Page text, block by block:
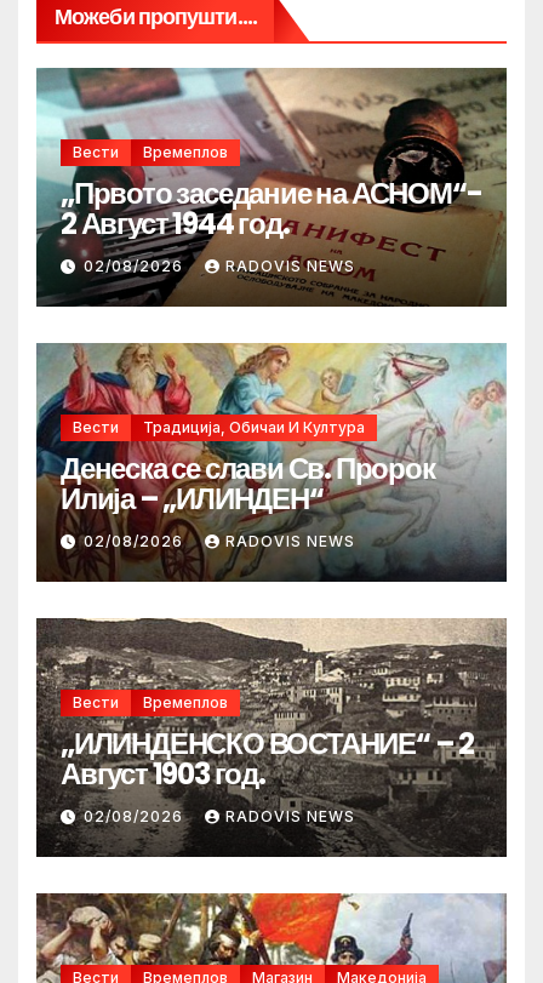
Можеби пропушти....
Вести Времеплов
„Првото заседание на АСНОМ“-
2 Август 1944 год.
02/08/2026 RADOVIS NEWS
Вести Традиција, Обичаи И Култура
Денеска се слави Св. Пророк
Илија – „ИЛИНДЕН“
02/08/2026 RADOVIS NEWS
Вести Времеплов
„ИЛИНДЕНСКО ВОСТАНИЕ“ – 2
Август 1903 год.
02/08/2026 RADOVIS NEWS
Вести Времеплов Магазин Македонија